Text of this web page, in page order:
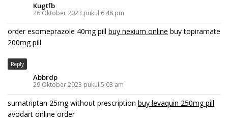
Kugtfb
26 Oktober 2023 pukul 6:48 pm
order esomeprazole 40mg pill buy nexium online buy topiramate
200mg pill
Reply
Abbrdp
29 Oktober 2023 pukul 5:03 am
sumatriptan 25mg without prescription buy levaquin 250mg pill
avodart online order